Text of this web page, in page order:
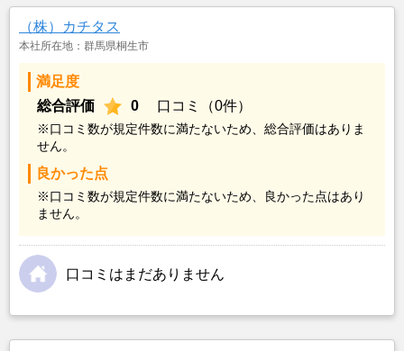
も空き家の状態で不動産を残しておけないと考えて売却
を決めた。
（株）カチタス
本社所在地：群馬県桐生市
満足度
総合評価
0 口コミ（0件）
※口コミ数が規定件数に満たないため、総合評価はありま
せん。
良かった点
※口コミ数が規定件数に満たないため、良かった点はあり
ません。
口コミはまだありません